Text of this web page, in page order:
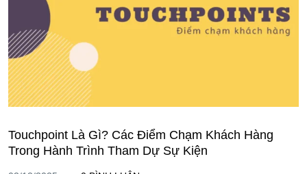
Touchpoint Là Gì? Các Điểm Chạm Khách Hàng
Trong Hành Trình Tham Dự Sự Kiện